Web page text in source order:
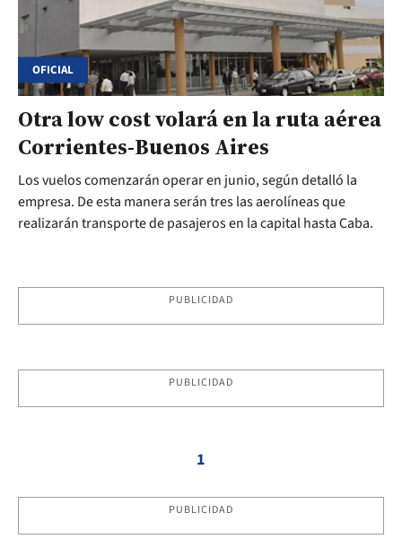
OFICIAL
Otra low cost volará en la ruta aérea
Corrientes-Buenos Aires
Los vuelos comenzarán operar en junio, según detalló la
empresa. De esta manera serán tres las aerolíneas que
realizarán transporte de pasajeros en la capital hasta Caba.
PUBLICIDAD
PUBLICIDAD
1
PUBLICIDAD